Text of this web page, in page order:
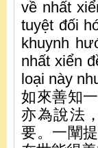
về nhất
tuyệt đối
khuynh
nhất xiển
loại này
如來善知
亦為說法
要。一闡